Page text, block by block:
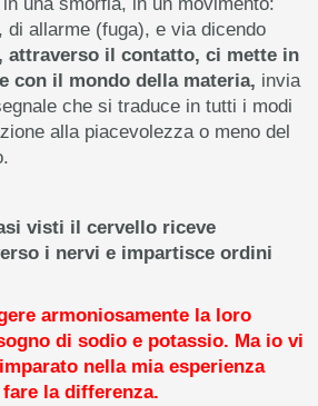
di allarme (fuga), e via dicendo
attraverso il contatto, ci mette in
con il mondo della materia, invia
che si traduce in tutti i modi
alla piacevolezza o meno del
visti il cervello riceve
i nervi e impartisce ordini
armoniosamente la loro
di sodio e potassio. Ma io vi
nella mia esperienza
la differenza.